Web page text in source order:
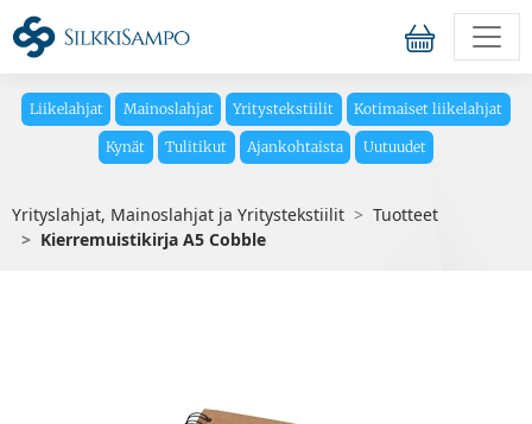
Liikelahjat Mainoslahjat Yritystekstiilit Kotimaiset liikelahjat
Kynät Tulitikut Ajankohtaista Uutuudet
Yrityslahjat, Mainoslahjat ja Yritystekstiilit
Tuotteet
Kierremuistikirja A5 Cobble